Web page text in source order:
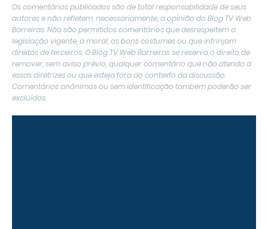
Os comentários publicados são de total responsabilidade de seus
autores e não refletem, necessariamente, a opinião do Blog TV Web
Barreiras. Não são permitidos comentários que desrespeitem a
legislação vigente, a moral, os bons costumes ou que infrinjam
direitos de terceiros. O Blog TV Web Barreiras se reserva o direito de
remover, sem aviso prévio, qualquer comentário que não atenda a
essas diretrizes ou que esteja fora do contexto da discussão.
Comentários anônimos ou sem identificação também poderão ser
excluídos.